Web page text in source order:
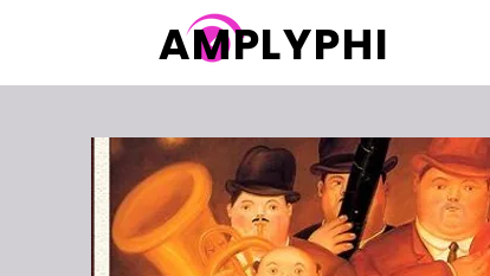
AMPLYPHI